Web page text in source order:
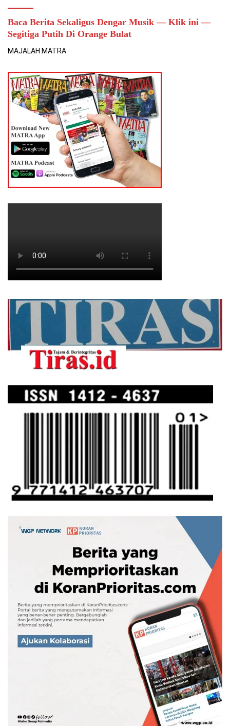
Baca Berita Sekaligus Dengar Musik — Klik ini —
Segitiga Putih Di Orange Bulat
MAJALAH MATRA